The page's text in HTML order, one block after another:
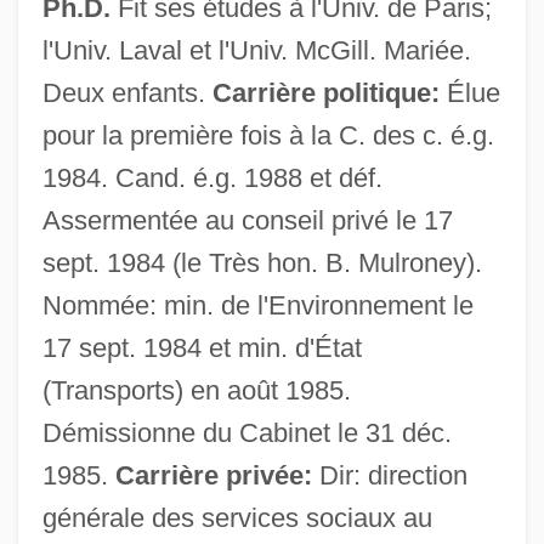
Ph.D. Fit ses études à l'Univ. de Paris;
l'Univ. Laval et l'Univ. McGill. Mariée.
Deux enfants. Carrière politique: Élue
pour la première fois à la C. des c. é.g.
1984. Cand. é.g. 1988 et déf.
Assermentée au conseil privé le 17
sept. 1984 (le Très hon. B. Mulroney).
Nommée: min. de l'Environnement le
17 sept. 1984 et min. d'État
(Transports) en août 1985.
Démissionne du Cabinet le 31 déc.
1985. Carrière privée: Dir: direction
générale des services sociaux au
Blais, Raynald (Gaspésie—Îles-De-La-
Madeleine)
Blais, Marie-Claire 1939–
Blais, Marie-Claire (1939–)
Blais, Madeleine 1947-
Blais, Hon. Pierre, P.C., B.A., LL.L.
Blais, Hon. Jean-Jacques, P.C., Q.C.,
B.A., LL.B., LL.M.
Blais, André 1947-
Blais, Andre
Blair, Tony (b. 1953)